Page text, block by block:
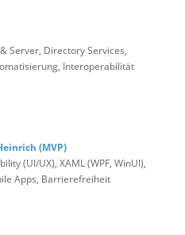
Server, Directory Services,
Interoperabilität
(MVP)
(UI/UX), XAML (WPF, WinUI),
Apps, Barrierefreiheit